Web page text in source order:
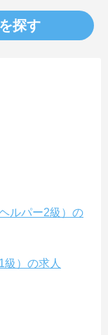
探す
ルパー2級）の
級）の求人